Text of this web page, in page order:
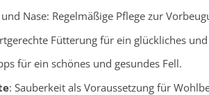
Nase: Regelmäßige Pflege zur
Fütterung für ein glückliches
für ein schönes und gesundes Fell.
: Sauberkeit als Voraussetzung für